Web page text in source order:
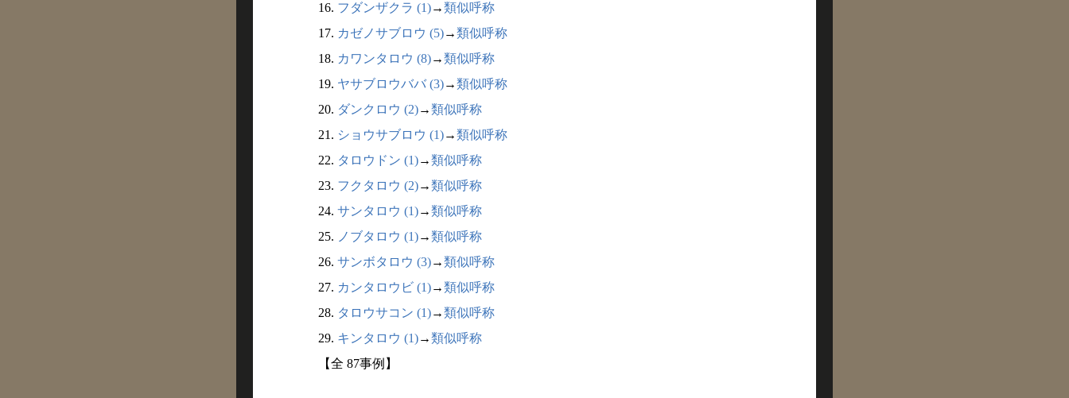
16. フダンザクラ (1)→類似呼称
17. カゼノサブロウ (5)→類似呼称
18. カワンタロウ (8)→類似呼称
19. ヤサブロウババ (3)→類似呼称
20. ダンクロウ (2)→類似呼称
21. ショウサブロウ (1)→類似呼称
22. タロウドン (1)→類似呼称
23. フクタロウ (2)→類似呼称
24. サンタロウ (1)→類似呼称
25. ノブタロウ (1)→類似呼称
26. サンボタロウ (3)→類似呼称
27. カンタロウビ (1)→類似呼称
28. タロウサコン (1)→類似呼称
29. キンタロウ (1)→類似呼称
【全 87事例】